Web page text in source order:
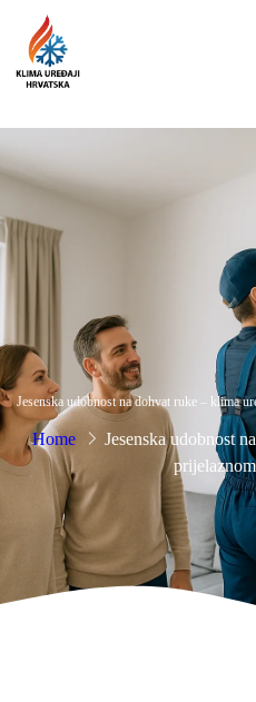
Jesenska udobnost na dohvat ruke – klima
Home
Jesenska udobnost